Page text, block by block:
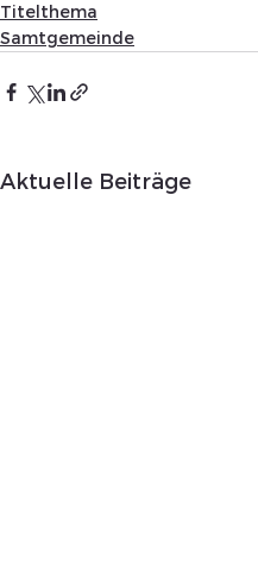
Titelthema
Samtgemeinde
Aktuelle Beiträge